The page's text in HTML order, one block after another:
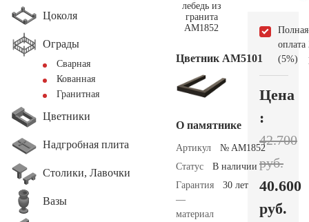
Цоколя
Ограды
Сварная
Кованная
Гранитная
Цветники
Надгробная плита
Столики, Лавочки
Вазы
Цветник АМ5101
О памятнике
Артикул
№ AM1852
Статус
В наличии
Гарантия
—
материал
30 лет
Полная
оплата
(5%)
Цена
:
42.700
руб.
40.600
руб.